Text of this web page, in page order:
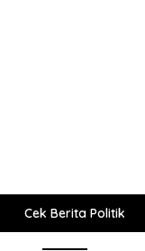
Cek Berita Politik